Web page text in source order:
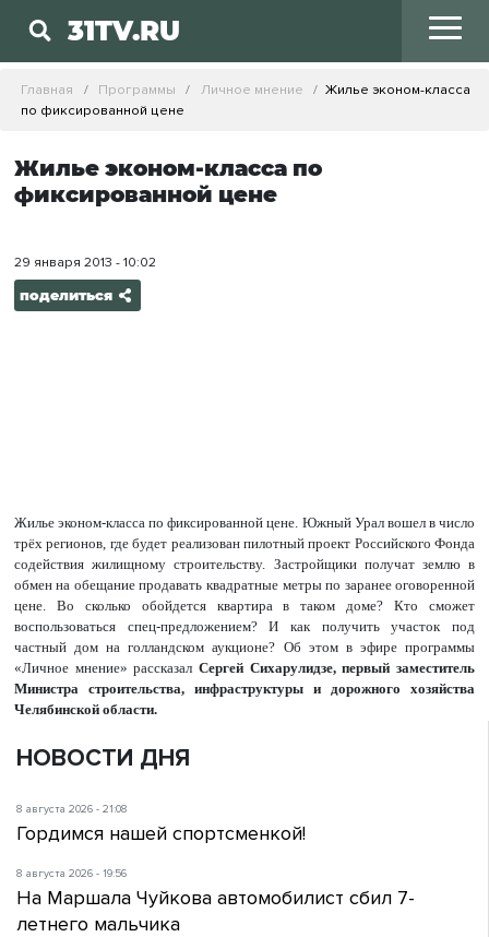
31TV.RU
Главная Программы Личное мнение
Жилье эконом-класса
по фиксированной цене
Жилье эконом-класса по
фиксированной цене
29 января 2013 - 10:02
поделиться
Жилье эконом-класса по фиксированной цене. Южный Урал вошел в число
трёх регионов, где будет реализован пилотный проект Российского Фонда
содействия жилищному строительству. Застройщики получат землю в
обмен на обещание продавать квадратные метры по заранее оговоренной
цене. Во сколько обойдется квартира в таком доме? Кто сможет
воспользоваться спец-предложением? И как получить участок под
частный дом на голландском аукционе? Об этом в эфире программы
«Личное мнение» рассказал Сергей Сихарулидзе, первый заместитель
Министра строительства, инфраструктуры и дорожного хозяйства
Челябинской области.
НОВОСТИ ДНЯ
8 августа 2026 - 21:08
Гордимся нашей спортсменкой!
8 августа 2026 - 19:56
На Маршала Чуйкова автомобилист сбил 7-
летнего мальчика